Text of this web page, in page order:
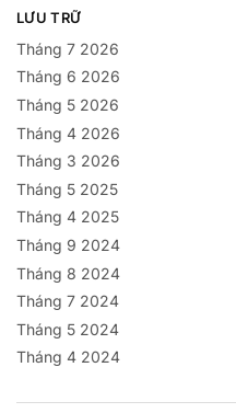
LƯU TRỮ
Tháng 7 2026
Tháng 6 2026
Tháng 5 2026
Tháng 4 2026
Tháng 3 2026
Tháng 5 2025
Tháng 4 2025
Tháng 9 2024
Tháng 8 2024
Tháng 7 2024
Tháng 5 2024
Tháng 4 2024